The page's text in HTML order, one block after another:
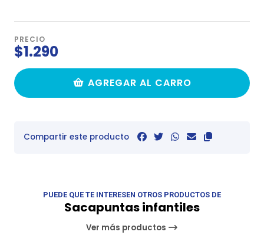
PRECIO
$1.290
AGREGAR AL CARRO
Compartir este producto
PUEDE QUE TE INTERESEN OTROS PRODUCTOS DE
Sacapuntas infantiles
Ver más productos